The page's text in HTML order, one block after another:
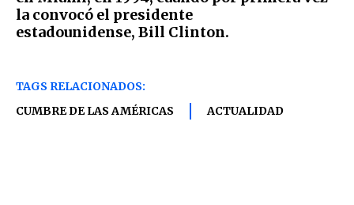
la convocó el presidente
estadounidense, Bill Clinton.
TAGS RELACIONADOS:
CUMBRE DE LAS AMÉRICAS
ACTUALIDAD